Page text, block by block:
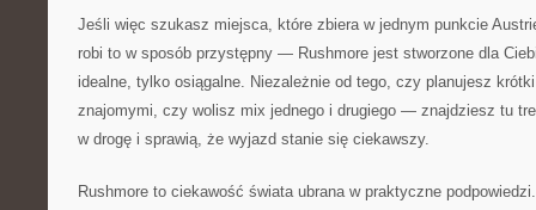
Jeśli więc szukasz miejsca, które zbiera w jednym punkcie
robi to w sposób przystępny — Rushmore jest stworzone dla
idealne, tylko osiągalne. Niezależnie od tego, czy planujesz
znajomymi, czy wolisz mix jednego i drugiego — znajdziesz tu
w drogę i sprawią, że wyjazd stanie się ciekawszy.
Rushmore to ciekawość świata ubrana w praktyczne